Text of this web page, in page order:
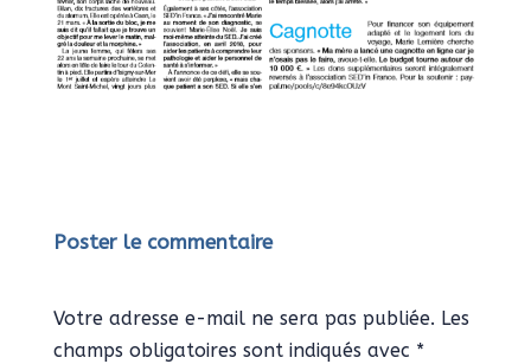
Poster le commentaire
Votre adresse e-mail ne sera pas publiée. Les
champs obligatoires sont indiqués avec *